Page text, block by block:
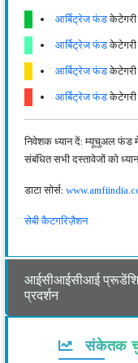
आर्बिट्रेज फंडकेटेगरी
आर्बिट्रेज फंडकेटेगरी
आर्बिट्रेज फंडकेटेगरी
आर्बिट्रेज फंडकेटेगरी
निवेशक ध्यान दें: म्यूचुअल फंड
संबंधित सभी दस्तावेजों को
डाटा सोर्स:
सेबी कैटगरिज़ैशन
आईसीआईसीआई
प्रदर्शन
संकेतक